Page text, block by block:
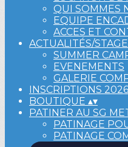
QUI SOMMES
EQUIPE
ACCES ET
ACTUALITÉS/
SUMMER
EVENEMENTS
GALERIE
INSCRIPTIONS
BOUTIQUE ▴▾
PATINER AU SG
PATINAGE
PATINAGE